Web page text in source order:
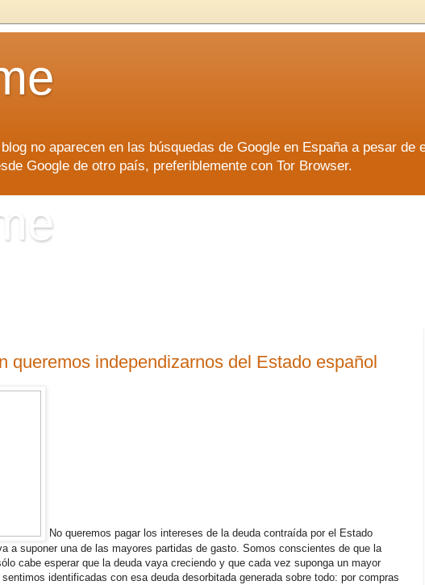
no aparecen en las búsquedas de Google en España a pesar de
Google de otro país, preferiblemente con Tor Browser.
queremos independizarnos del Estado español
No queremos pagar los intereses de la deuda contraída por el Estado
a suponer una de las mayores partidas de gasto. Somos conscientes de que la
cabe esperar que la deuda vaya creciendo y que cada vez suponga un mayor
identificadas con esa deuda desorbitada generada sobre todo: por compras